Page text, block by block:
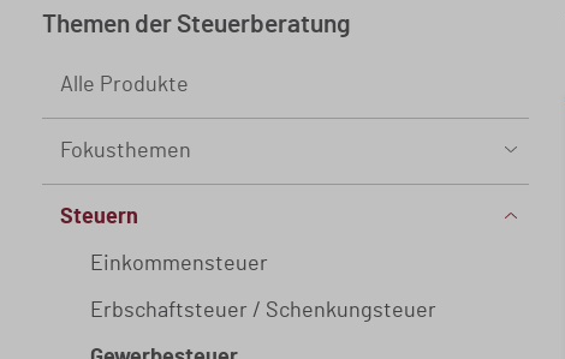
Buch
Seminar
Abonnement
Abonnement
Themen der Steuerberatung
Alle Produkte
Fokusthemen
Steuern
Einkommensteuer
Erbschaftsteuer / Schenkungsteuer